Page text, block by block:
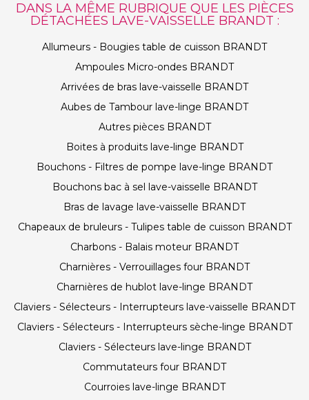
DANS LA MÊME RUBRIQUE QUE LES PIÈCES
DÉTACHÉES LAVE-VAISSELLE BRANDT :
Allumeurs - Bougies table de cuisson BRANDT
Ampoules Micro-ondes BRANDT
Arrivées de bras lave-vaisselle BRANDT
Aubes de Tambour lave-linge BRANDT
Autres pièces BRANDT
Boites à produits lave-linge BRANDT
Bouchons - Filtres de pompe lave-linge BRANDT
Bouchons bac à sel lave-vaisselle BRANDT
Bras de lavage lave-vaisselle BRANDT
Chapeaux de bruleurs - Tulipes table de cuisson BRANDT
Charbons - Balais moteur BRANDT
Charnières - Verrouillages four BRANDT
Charnières de hublot lave-linge BRANDT
Claviers - Sélecteurs - Interrupteurs lave-vaisselle BRANDT
Claviers - Sélecteurs - Interrupteurs sèche-linge BRANDT
Claviers - Sélecteurs lave-linge BRANDT
Commutateurs four BRANDT
Courroies lave-linge BRANDT